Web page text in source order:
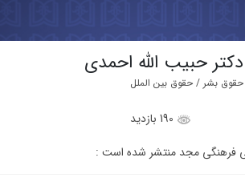
دکتر حبیب الله احمدی
حقوق بشر / حقوق بین الملل
فرهنگی مجد منتشر شده است :